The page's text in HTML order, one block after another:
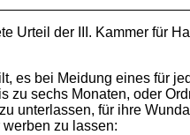
Urteil der III. Kammer für
es bei Meidung eines für
sechs Monaten, oder
unterlassen, für ihre
zu lassen: